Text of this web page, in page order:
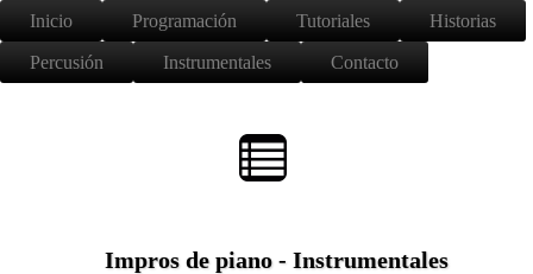
Inicio Programación Tutoriales Historias
Percusión Instrumentales Contacto
Impros de piano - Instrumentales